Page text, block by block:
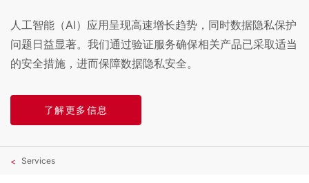
人工智能（AI）应用呈现高速增长趋势，同时数据隐私保护
问题日益显著。我们通过验证服务确保相关产品已采取适当
的安全措施，进而保障数据隐私安全。
了解更多信息
Services